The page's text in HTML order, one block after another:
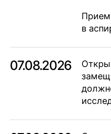
Прием
в
07.08.2026